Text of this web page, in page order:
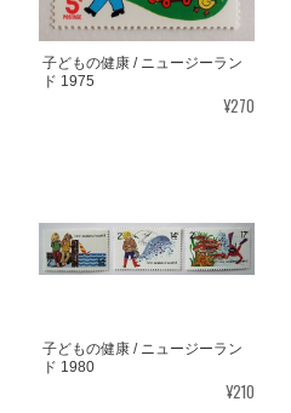
子どもの健康 / ニュージーラン
ド 1975
¥270
子どもの健康 / ニュージーラン
ド 1980
¥210